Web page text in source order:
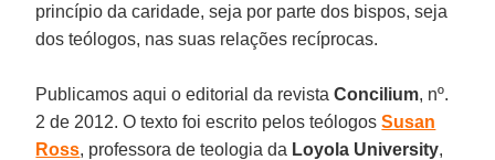
princípio da caridade, seja por parte dos bispos, seja
dos teólogos, nas suas relações recíprocas.
Publicamos aqui o editorial da revistaConcilium, nº.
2 de 2012. O texto foi escrito pelos teólogosSusan
Ross, professora de teologia da Loyola University,